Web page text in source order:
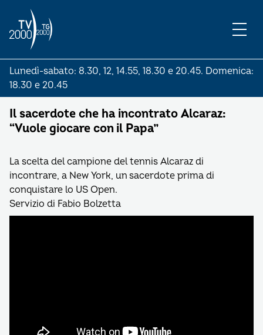
Lunedì-sabato: 8.30, 12, 14.55, 18.30 e 20.45. Domenica:
18.30 e 20.45
Il sacerdote che ha incontrato Alcaraz:
“Vuole giocare con il Papa”
La scelta del campione del tennis Alcaraz di
incontrare, a New York, un sacerdote prima di
conquistare lo US Open.
Servizio di Fabio Bolzetta